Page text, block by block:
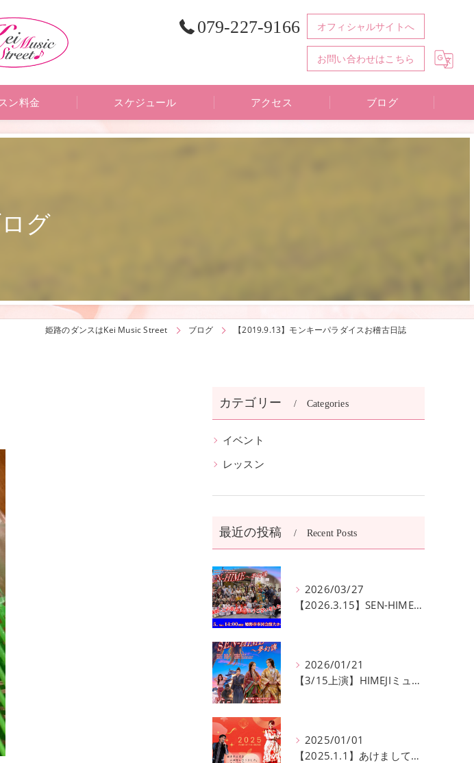
079-227-9166 オフィシャルサイトへ
お問い合わせはこちら
ン料金 スケジュール アクセス ブログ
グ
姫路のダンスはKei Music Street ブログ 【2019.9.13】モンキーパラダイスお稽古日誌
カテゴリー Categories
イベント
レッスン
最近の投稿 Recent Posts
2026/03/27
【2026.3.15】SEN-HIME〜夢幻譚 公演無事終了
2026/01/21
【3/15上演】HIMEJIミュージカル20回記念公演！ 姫路の歴史と夢が交錯する『SEN-HIME〜夢幻譚』
2025/01/01
【2025.1.1】あけましておめでとうございます